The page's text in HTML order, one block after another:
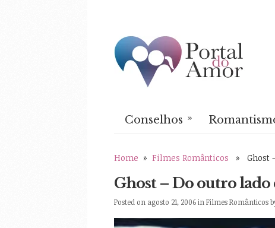
Conselhos »
Home » Filmes Românticos » Ghost
Ghost – Do outro lado
Posted on agosto 21, 2006 in Filmes Românticos